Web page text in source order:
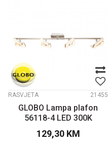
RASVJETA 21455
GLOBO Lampa plafon
56118-4 LED 300K
129,30 KM